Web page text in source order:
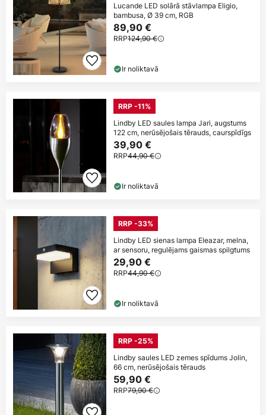
Lucande LED solārā stāvlampa Eligio,
bambusa, Ø 39 cm, RGB
89,90 €
RRP124,90 €
Ir noliktavā
RRP -11%
Lindby LED saules lampa Jari, augstums
122 cm, nerūsējošais tērauds, caurspīdīgs
39,90 €
RRP44,90 €
Ir noliktavā
RRP -33%
Lindby LED sienas lampa Eleazar, melna,
ar sensoru, regulējams gaismas spilgtums
29,90 €
RRP44,90 €
Ir noliktavā
RRP -25%
Lindby saules LED zemes spīdums Jolin,
66 cm, nerūsējošais tērauds
59,90 €
RRP79,90 €